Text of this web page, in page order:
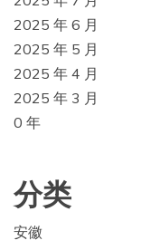
2025 年 6 月
2025 年 5 月
2025 年 4 月
2025 年 3 月
0 年
分类
安徽